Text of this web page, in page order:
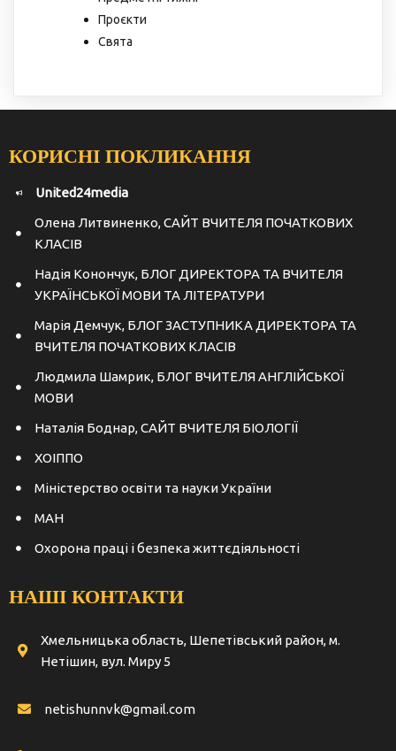
Проєкти
Свята
КОРИСНІ ПОКЛИКАННЯ
United24media
Олена Литвиненко, САЙТ ВЧИТЕЛЯ ПОЧАТКОВИХ
КЛАСІВ
Надія Конончук, БЛОГ ДИРЕКТОРА ТА ВЧИТЕЛЯ
УКРАЇНСЬКОЇ МОВИ ТА ЛІТЕРАТУРИ
Марія Демчук, БЛОГ ЗАСТУПНИКА ДИРЕКТОРА ТА
ВЧИТЕЛЯ ПОЧАТКОВИХ КЛАСІВ
Людмила Шамрик, БЛОГ ВЧИТЕЛЯ АНГЛІЙСЬКОЇ
МОВИ
Наталія Боднар, САЙТ ВЧИТЕЛЯ БІОЛОГІЇ
ХОІППО
Міністерство освіти та науки України
МАН
Охорона праці і безпека життєдіяльності
НАШІ КОНТАКТИ
Хмельницька область, Шепетівський район, м.
Нетішин, вул. Миру 5
netishunnvk@gmail.com